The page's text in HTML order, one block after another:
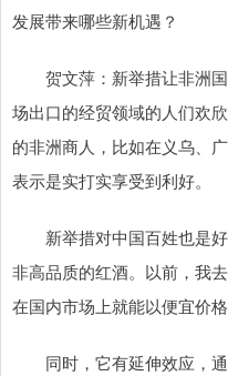
发展带来哪些新机遇？
贺文萍：新举措让非洲国
场出口的经贸领域的人们欢
的非洲商人，比如在义乌、
表示是实打实享受到利好。
新举措对中国百姓也是好
非高品质的红酒。以前，我
在国内市场上就能以便宜价
同时，它有延伸效应，通